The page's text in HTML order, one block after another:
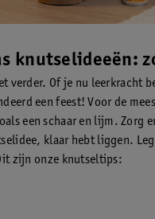
knutselideeën:
verder. Of je nu leerkracht
een feest! Voor de
een schaar en lijm. Zorg
klaar hebt liggen.
zijn onze knutseltips: